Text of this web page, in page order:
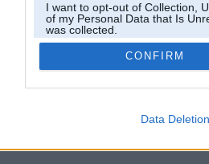
I want to opt-out of Collection,
of my Personal Data that Is
was collected.
Opted Out
CONFIRM
Data Deletion
darbojas
maija. Tas nav auto klubs un nav saistīts ar